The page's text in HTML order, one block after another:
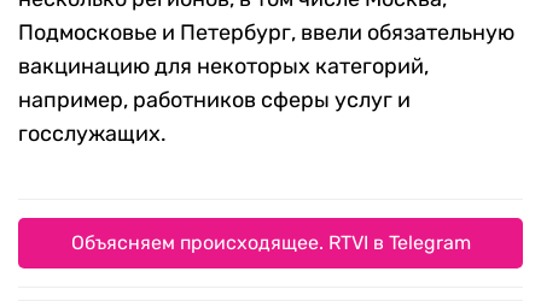
Подмосковье и Петербург, ввели обязательную
вакцинацию для некоторых категорий,
например, работников сферы услуг и
госслужащих.
Объясняем происходящее. RTVI в Telegram